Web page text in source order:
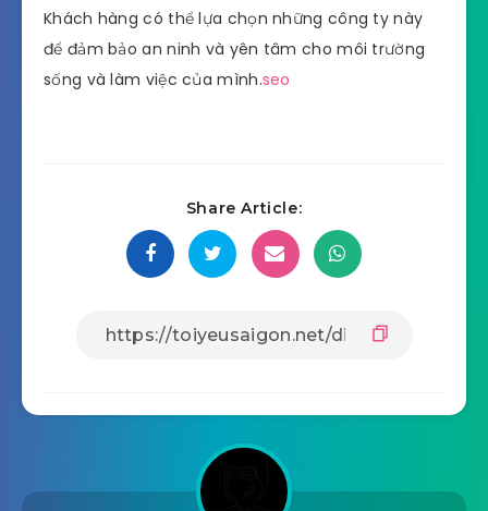
Khách hàng có thể lựa chọn những công ty này
để đảm bảo an ninh và yên tâm cho môi trường
sống và làm việc của mình.seo
Share Article: